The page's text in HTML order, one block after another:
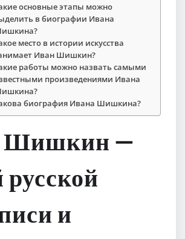
основные этапы можно
в биографии Ивана
место в истории искусства
Иван Шишкин?
работы можно назвать самыми
произведениями Ивана
биография Ивана Шишкина?
Шишкин —
русской
и